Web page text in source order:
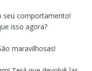
seu comportamento!
isso agora?
maravilhosas!